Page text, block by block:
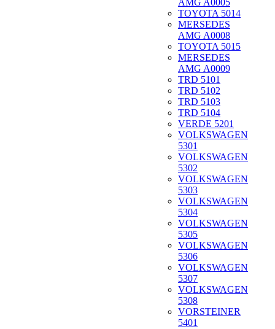
AMG A0005
TOYOTA 5014
MERSEDES
AMG A0008
TOYOTA 5015
MERSEDES
AMG A0009
TRD 5101
TRD 5102
TRD 5103
TRD 5104
VERDE 5201
VOLKSWAGEN
5301
VOLKSWAGEN
5302
VOLKSWAGEN
5303
VOLKSWAGEN
5304
VOLKSWAGEN
5305
VOLKSWAGEN
5306
VOLKSWAGEN
5307
VOLKSWAGEN
5308
VORSTEINER
5401